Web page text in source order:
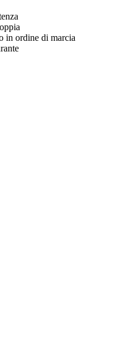
in ordine di marcia